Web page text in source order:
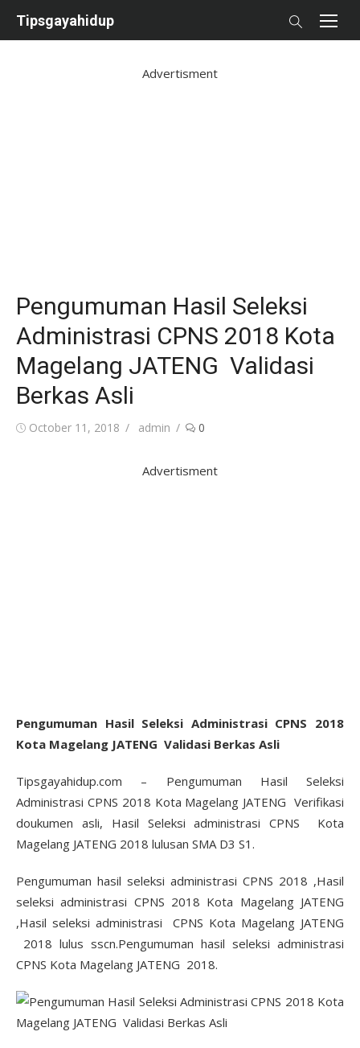
Tipsgayahidup
Advertisment
Pengumuman Hasil Seleksi
Administrasi CPNS 2018 Kota
Magelang JATENG Validasi
Berkas Asli
Posted
October 11, 2018 Author
admin 0
Advertisment
Pengumuman Hasil Seleksi Administrasi CPNS 2018
Kota Magelang JATENG Validasi Berkas Asli
Tipsgayahidup.com – Pengumuman Hasil Seleksi
Administrasi CPNS 2018 Kota Magelang JATENG Verifikasi
doukumen asli, Hasil Seleksi administrasi CPNS Kota
Magelang JATENG 2018 lulusan SMA D3 S1.
Pengumuman hasil seleksi administrasi CPNS 2018 ,Hasil
seleksi administrasi CPNS 2018 Kota Magelang JATENG
,Hasil seleksi administrasi CPNS Kota Magelang JATENG
2018 lulus sscn.Pengumuman hasil seleksi administrasi
CPNS Kota Magelang JATENG 2018.